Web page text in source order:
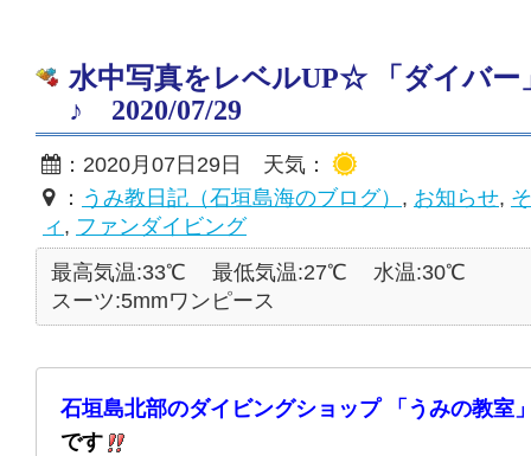
水中写真をレベルUP☆ 「ダイバー
♪ 2020/07/29
：2020月07日29日 天気：
： うみ教日記（石垣島海のブログ） , お知らせ,
ィ , ファンダイビング
最高気温:33℃
最低気温:27℃
水温:30℃
スーツ:5mmワンピース
石垣島北部のダイビングショップ 「うみの教室
です